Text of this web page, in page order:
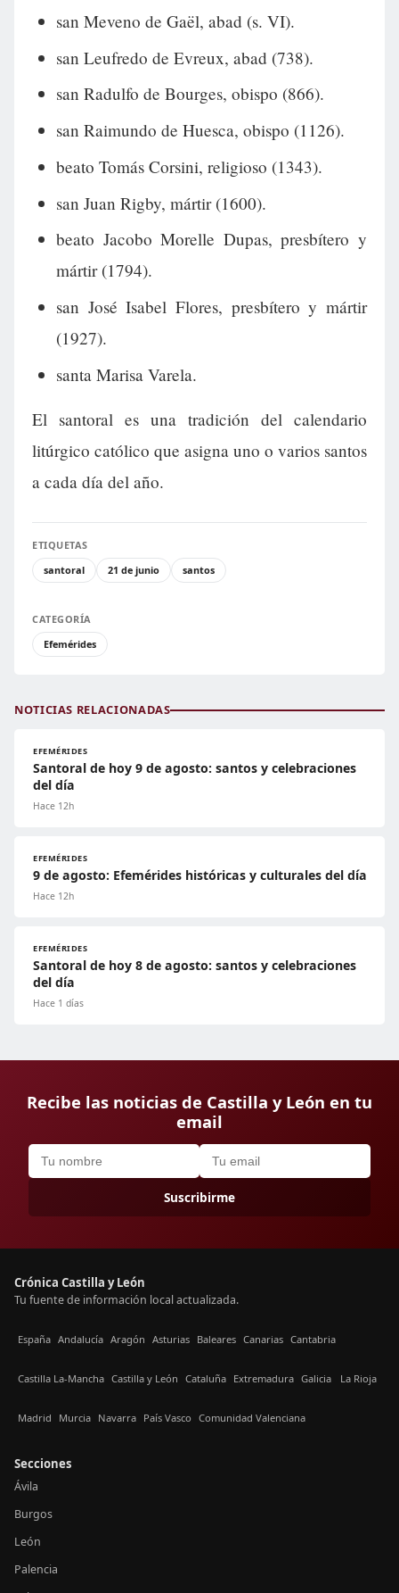
san Meveno de Gaël, abad (s. VI).
san Leufredo de Evreux, abad (738).
san Radulfo de Bourges, obispo (866).
san Raimundo de Huesca, obispo (1126).
beato Tomás Corsini, religioso (1343).
san Juan Rigby, mártir (1600).
beato Jacobo Morelle Dupas, presbítero y
mártir (1794).
san José Isabel Flores, presbítero y mártir
(1927).
santa Marisa Varela.
El santoral es una tradición del calendario
litúrgico católico que asigna uno o varios santos
a cada día del año.
ETIQUETAS
santoral
21 de junio santos
CATEGORÍA
Efemérides
NOTICIAS RELACIONADAS
EFEMÉRIDES
Santoral de hoy 9 de agosto: santos y celebraciones
del día
Hace 12h
EFEMÉRIDES
9 de agosto: Efemérides históricas y culturales del día
Hace 12h
EFEMÉRIDES
Santoral de hoy 8 de agosto: santos y celebraciones
del día
Hace 1 días
Recibe las noticias de Castilla y León en tu
email
Suscribirme
Crónica Castilla y León
Tu fuente de información local actualizada.
España Andalucía Aragón Asturias Baleares Canarias Cantabria
Castilla La-Mancha Castilla y León Cataluña Extremadura Galicia La Rioja
Madrid Murcia Navarra País Vasco Comunidad Valenciana
Secciones
Ávila
Burgos
León
Palencia